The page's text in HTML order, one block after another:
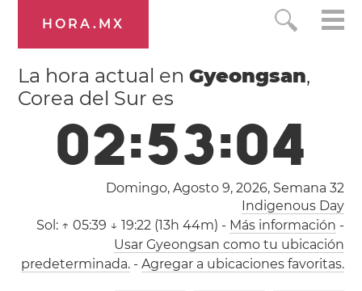
HORA.MX
La hora actual enGyeongsan,
Corea del Sur es
02:53:05
Domingo, Agosto 9, 2026, Semana 32
Indigenous Day
Sol: ↑ 05:39 ↓ 19:22 (13h 44m) - Más información -
Usar Gyeongsan como tu ubicación
predeterminada.- Agregar a ubicaciones favoritas.